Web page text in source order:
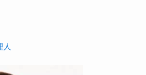
人